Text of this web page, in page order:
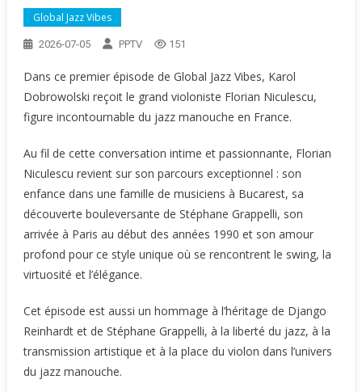
Global Jazz Vibes
2026-07-05 PPTV 151
Dans ce premier épisode de Global Jazz Vibes, Karol
Dobrowolski reçoit le grand violoniste Florian Niculescu,
figure incontournable du jazz manouche en France.
Au fil de cette conversation intime et passionnante, Florian
Niculescu revient sur son parcours exceptionnel : son
enfance dans une famille de musiciens à Bucarest, sa
découverte bouleversante de Stéphane Grappelli, son
arrivée à Paris au début des années 1990 et son amour
profond pour ce style unique où se rencontrent le swing, la
virtuosité et l’élégance.
Cet épisode est aussi un hommage à l’héritage de Django
Reinhardt et de Stéphane Grappelli, à la liberté du jazz, à la
transmission artistique et à la place du violon dans l’univers
du jazz manouche.